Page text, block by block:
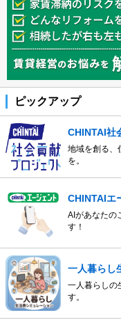
ピックアップ
CHINTAI社
地域を創る、
を。
CHINTAIエ
AIがあなたの
す！
一人暮らし
一人暮らしの
す。